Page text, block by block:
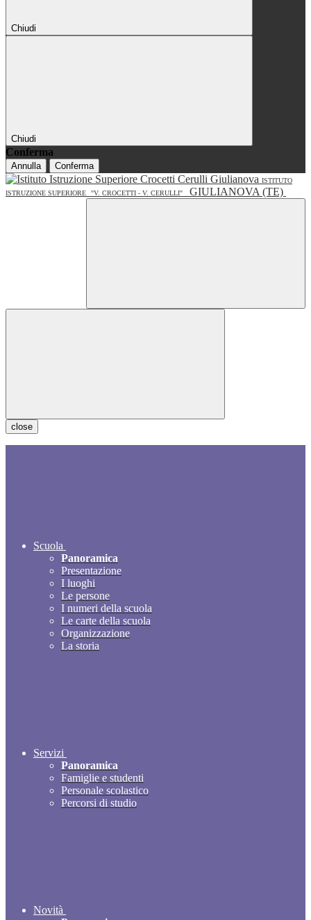
Chiudi
Chiudi
Conferma
Annulla Conferma
ISTITUTO
ISTRUZIONE SUPERIORE
"V. CROCETTI - V. CERULLI" GIULIANOVA (TE)
close
Scuola
Panoramica
Presentazione
I luoghi
Le persone
I numeri della scuola
Le carte della scuola
Organizzazione
La storia
Servizi
Panoramica
Famiglie e studenti
Personale scolastico
Percorsi di studio
Novità